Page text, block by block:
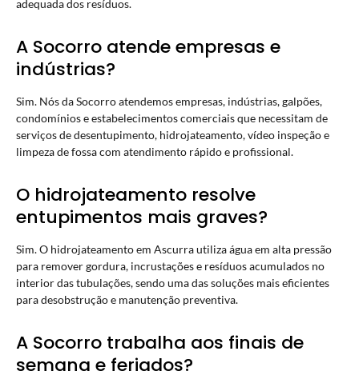
adequada dos resíduos.
A Socorro atende empresas e
indústrias?
Sim. Nós da Socorro atendemos empresas, indústrias, galpões,
condomínios e estabelecimentos comerciais que necessitam de
serviços de desentupimento, hidrojateamento, vídeo inspeção e
limpeza de fossa com atendimento rápido e profissional.
O hidrojateamento resolve
entupimentos mais graves?
Sim. O hidrojateamento em Ascurra utiliza água em alta pressão
para remover gordura, incrustações e resíduos acumulados no
interior das tubulações, sendo uma das soluções mais eficientes
para desobstrução e manutenção preventiva.
A Socorro trabalha aos finais de
semana e feriados?